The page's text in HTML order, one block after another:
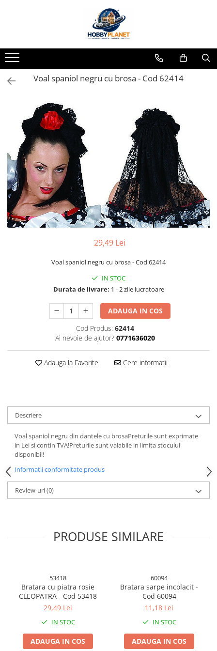
MINIATURI CASUTE PAPUSI
Accesorii miniaturale
Accesorii miniaturale diverse
Covoare miniaturale
Curatenie si Intretinere
Iluminat miniatural
Obiecte casnice miniaturale
Portelan deluxe cu aur 24K
Textile si lenjerii miniaturale
Vesela si servire miniaturi
Mobilier miniatural
Baie miniaturala
Bucatarie miniatura
Living miniatural
Materiale constructie miniaturale
Pardoseli si textile miniaturale
Decoratiuni miniaturale
Decor exterior
Decor interior miniatural
Bauturi miniaturale
Mancare miniaturala
Animale miniaturale
Papusi miniaturale
Casute de papusi
SETURI SI PACHETE CADOU
MACHETE
Miniaturi Dacia, ARO si Modele
Machete Prezidentiale 1:43
Machete Raliu 1:43 – Miniaturi
Oficiale și Replici Mașini de Raliu
Off-Road si Vehicule 4x4
Machete Taxi 1:43
Voal spaniol negru cu brosa - Cod 62414
29,49 Lei
Voal spaniol negru cu brosa - Cod 62414
IN STOC
Durata de livrare: 1 - 2 zile lucratoare
ADAUGA IN COS
Cod Produs: 62414
Ai nevoie de ajutor? 0771636020
Adauga la Favorite Cere informatii
Descriere
Voal spaniol negru din dantele cu brosaPreturile sunt exprimate
in Lei si contin TVA!Preturile sunt valabile in limita stocului
disponibil!
Informatii conformitate produs
Review-uri(0)
PRODUSE SIMILARE
53418
Bratara cu piatra rosie
CLEOPATRA - Cod 53418
29,49 Lei
IN STOC
ADAUGA IN COS
60094
Bratara sarpe incolacit -
Cod 60094
11,18 Lei
IN STOC
ADAUGA IN COS